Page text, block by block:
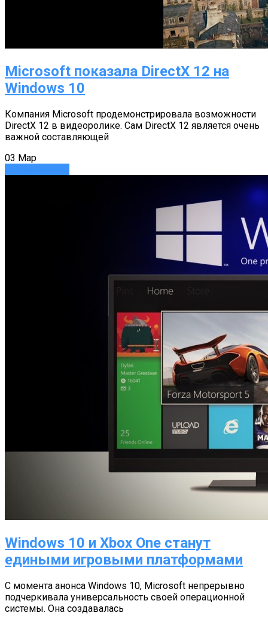
Microsoft показала DirectX 12 на
Windows 10
Компания Microsoft продемонстрировала возможности
DirectX 12 в видеоролике. Сам DirectX 12 является очень
важной составляющей
03 Мар
Windows 10 и Xbox One станут
едиными игровыми платформами
С момента анонса Windows 10, Microsoft непрерывно
подчеркивала универсальность своей операционной
системы. Она создавалась